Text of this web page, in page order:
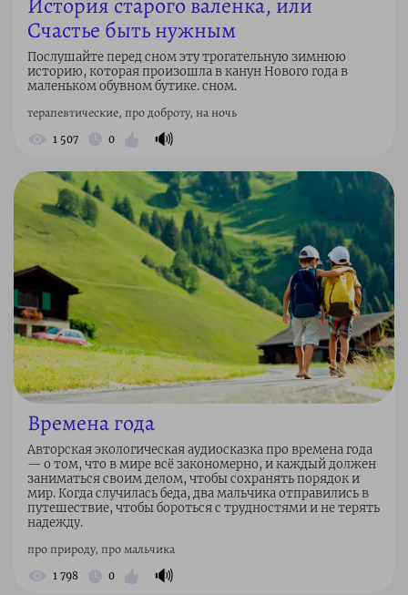
Счастье быть нужным
Послушайте перед сном эту трогательную зимнюю
историю, которая произошла в канун Нового года в
маленьком обувном бутике. сном.
терапевтические, про доброту, на ночь
1 507 0 🔊
Времена года
Авторская экологическая аудиосказка про времена года
— о том, что в мире всё закономерно, и каждый должен
заниматься своим делом, чтобы сохранять порядок и
мир. Когда случилась беда, два мальчика отправились в
путешествие, чтобы бороться с трудностями и не терять
надежду.
про природу, про мальчика
1 798 0 🔊